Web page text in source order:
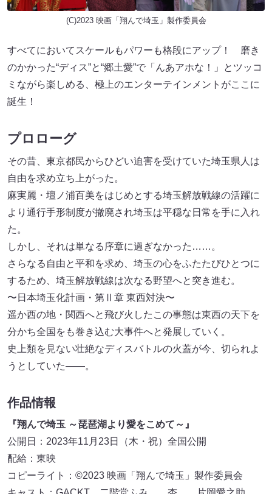
(C)2023 映画「翔んで埼玉」製作委員会
すべてにおいてスケールもパワーも格段にアップ！ 磨き
のかかった“ディス”と“郷土愛”で「んあアホな！」とツッコ
ミながら楽しめる、極上のエンターテインメントがここに
誕生！
プロローグ
その昔、東京都民からひどい迫害を受けていた埼玉県人は
自由を求め立ち上がった。
麻実麗・壇ノ浦百美をはじめとする埼玉解放戦線の活躍に
より通行手形制度が撤廃され埼玉は平穏な日常を手に入れ
た。
しかし、それは単なる序章に過ぎなかった……。
さらなる自由と平和を求め、埼玉の心をふたたびひとつに
するため、埼玉解放戦線は次なる野望へと突き進む。
〜日本埼玉化計画・第Ⅱ章 東西対決〜
遥か西の地・関西へと飛び火したこの事態は東西の天下を
分かち全国をも巻き込む大事件へと発展していく。
史上類を見ない壮絶なディスバトルの火蓋が今、切られよ
うとしていた――。
作品情報
『翔んで埼玉 ～琵琶湖より愛をこめて～』
公開日：2023年11月23日（木・祝）全国公開
配給：東映
コピーライト：©2023 映画「翔んで埼玉」製作委員会